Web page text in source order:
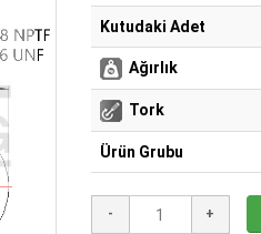
Kutudaki Adet
Ağırlık
Tork
Ürün Grubu